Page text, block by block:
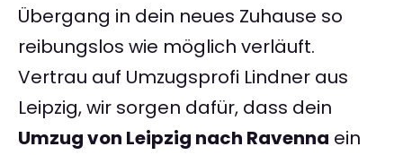
Übergang in dein neues Zuhause so
reibungslos wie möglich verläuft.
Vertrau auf Umzugsprofi Lindner aus
Leipzig, wir sorgen dafür, dass dein
Umzug von Leipzig nach Ravenna ein